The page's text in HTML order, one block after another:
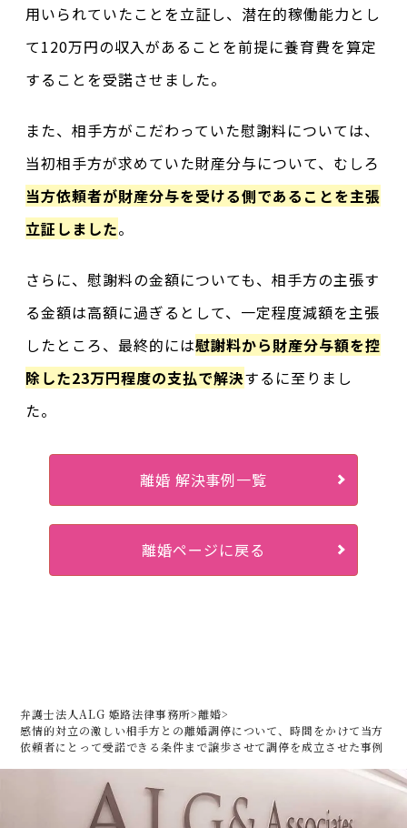
用いられていたことを立証し、潜在的稼働能力とし
て120万円の収入があることを前提に養育費を算定
することを受諾させました。
また、相手方がこだわっていた慰謝料については、
当初相手方が求めていた財産分与について、むしろ
当方依頼者が財産分与を受ける側であることを主張
立証しました。
さらに、慰謝料の金額についても、相手方の主張す
る金額は高額に過ぎるとして、一定程度減額を主張
したところ、最終的には慰謝料から財産分与額を控
除した23万円程度の支払で解決するに至りまし
た。
離婚 解決事例一覧
離婚ページに戻る
弁護士法人ALG 姫路法律事務所>離婚>
感情的対立の激しい相手方との離婚調停について、時間をかけて当方
依頼者にとって受諾できる条件まで譲歩させて調停を成立させた事例